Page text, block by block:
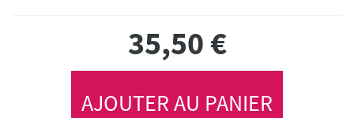
35,50€
AJOUTER AU PANIER